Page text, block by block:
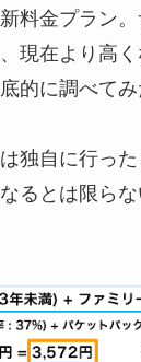
料金プラン
現在より高
的に調べて
独自に行っ
るとは限ら